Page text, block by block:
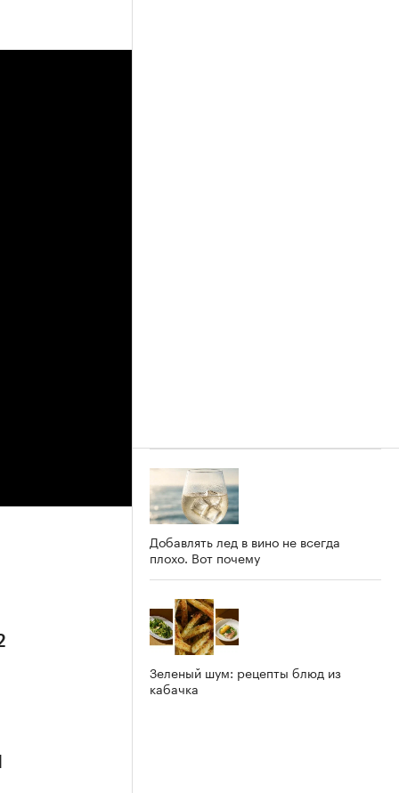
Добавлять лед в вино не всегда
плохо. Вот почему
Зеленый шум: рецепты блюд из
кабачка